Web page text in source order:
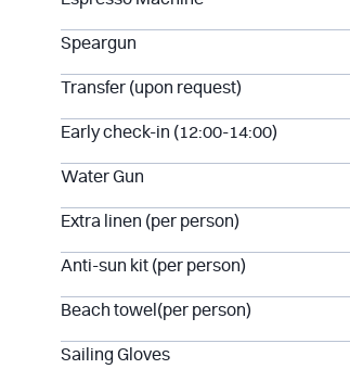
Speargun
Transfer (upon request)
Early check-in (12:00-14:00)
Water Gun
Extra linen (per person)
Anti-sun kit (per person)
Beach towel(per person)
Sailing Gloves